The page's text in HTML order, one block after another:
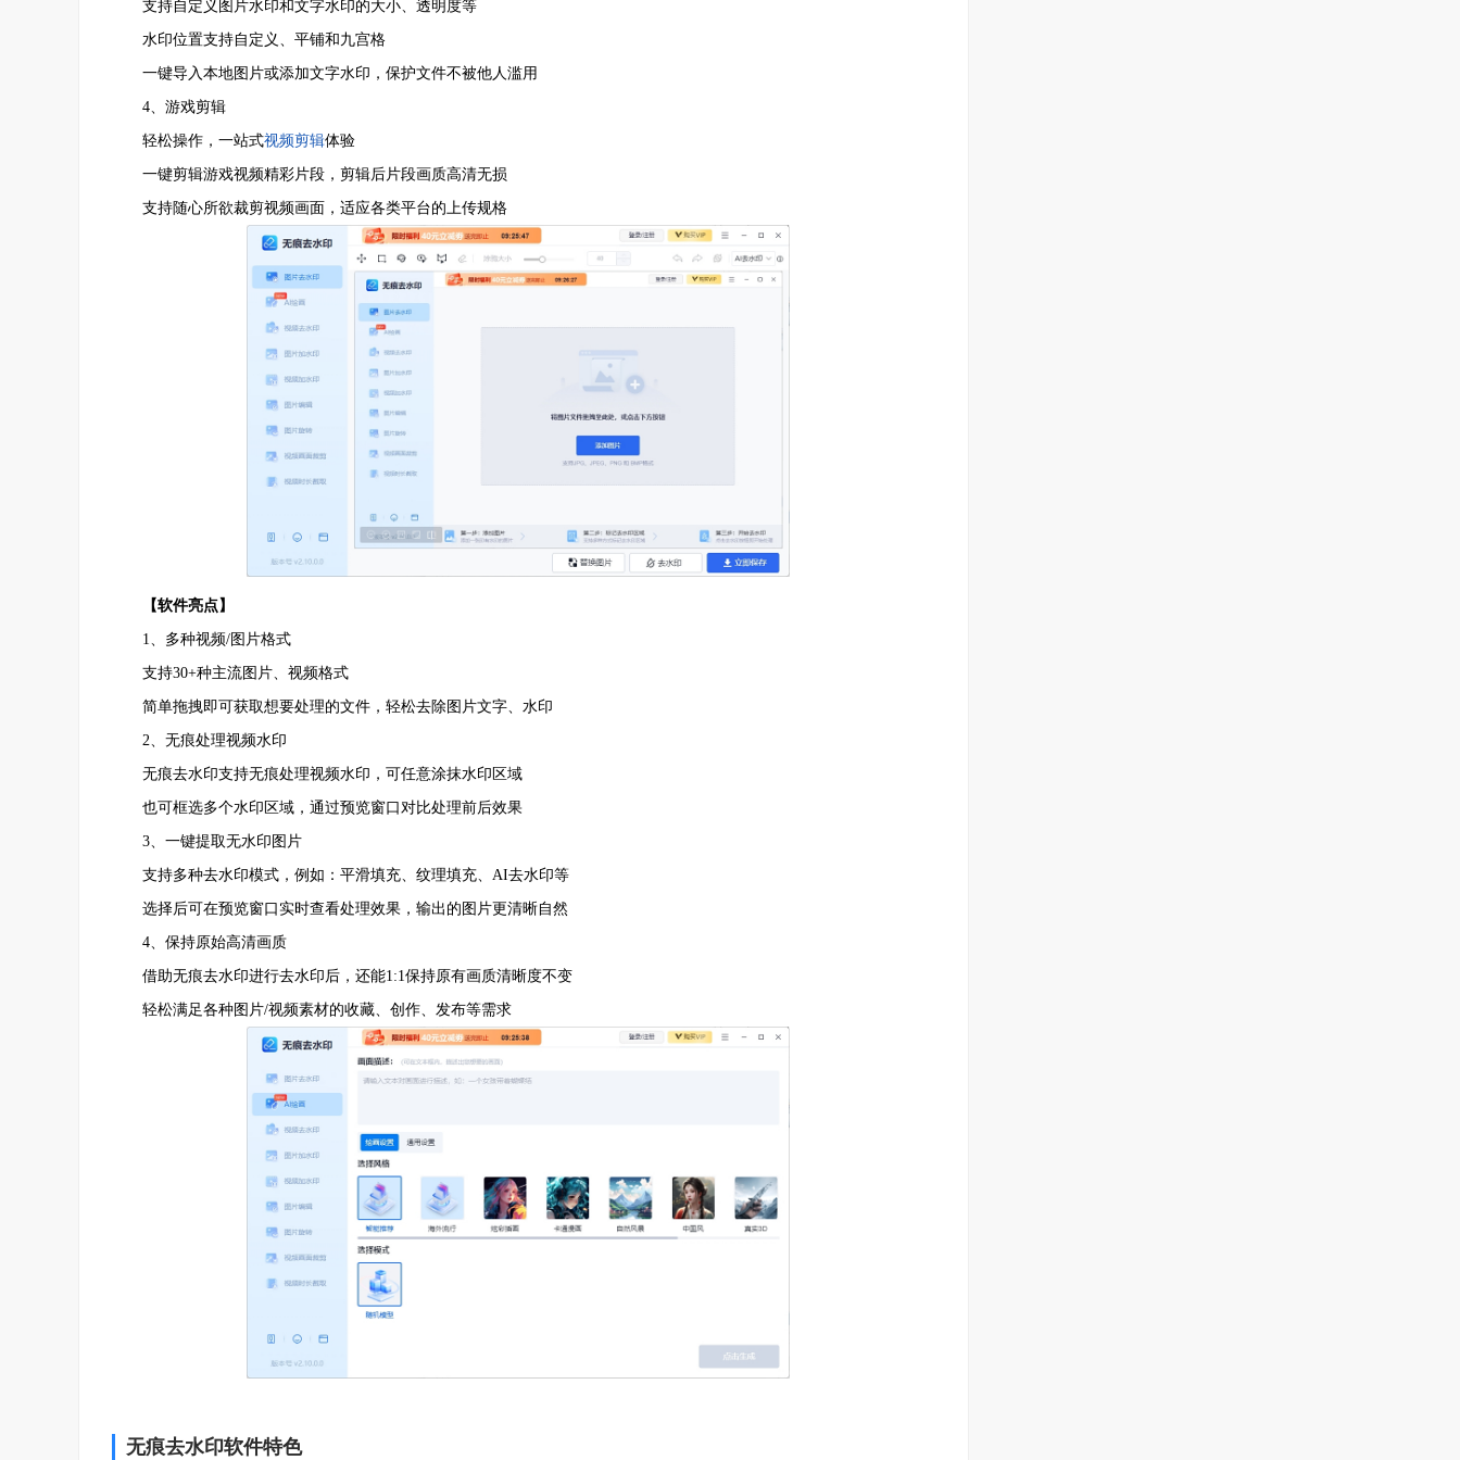
支持自定义图片水印和文字水印的大小、透明度等
水印位置支持自定义、平铺和九宫格
一键导入本地图片或添加文字水印，保护文件不被他人滥用
4、游戏剪辑
轻松操作，一站式视频剪辑体验
一键剪辑游戏视频精彩片段，剪辑后片段画质高清无损
支持随心所欲裁剪视频画面，适应各类平台的上传规格
【软件亮点】
1、多种视频/图片格式
支持30+种主流图片、视频格式
简单拖拽即可获取想要处理的文件，轻松去除图片文字、水印
2、无痕处理视频水印
无痕去水印支持无痕处理视频水印，可任意涂抹水印区域
也可框选多个水印区域，通过预览窗口对比处理前后效果
3、一键提取无水印图片
支持多种去水印模式，例如：平滑填充、纹理填充、AI去水印等
选择后可在预览窗口实时查看处理效果，输出的图片更清晰自然
4、保持原始高清画质
借助无痕去水印进行去水印后，还能1:1保持原有画质清晰度不变
轻松满足各种图片/视频素材的收藏、创作、发布等需求
无痕去水印软件特色